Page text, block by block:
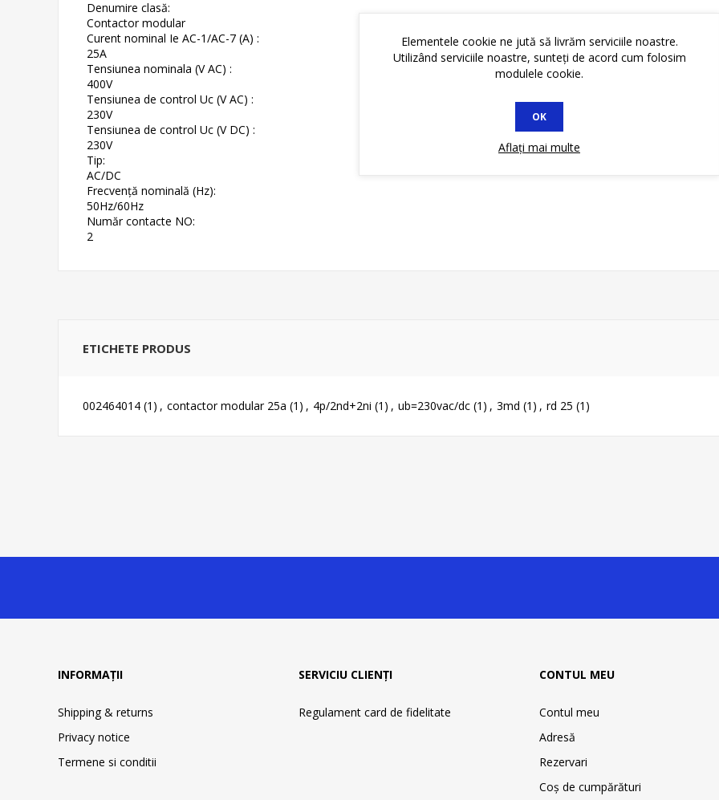
Denumire clasă:
Contactor modular
Curent nominal Ie AC-1/AC-7 (A) :
25A
Tensiunea nominala (V AC) :
400V
Tensiunea de control Uc (V AC) :
230V
Tensiunea de control Uc (V DC) :
230V
Tip:
AC/DC
Frecvență nominală (Hz):
50Hz/60Hz
Număr contacte NO:
2
ETICHETE PRODUS
002464014 (1) , contactor modular 25a (1) , 4p/2nd+2ni (1) , ub=230vac/dc (1) , 3md (1) , rd 25 (1)
INFORMAȚII
Shipping & returns
Privacy notice
Termene si conditii
SERVICIU CLIENȚI
Regulament card de fidelitate
CONTUL MEU
Contul meu
Adresă
Rezervari
Coş de cumpărături
Elementele cookie ne jută să livrăm serviciile noastre.
Utilizând serviciile noastre, sunteți de acord cum folosim
modulele cookie.
OK
Aflați mai multe